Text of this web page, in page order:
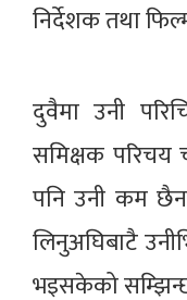
निर्देशक तथा
दुवैमा उनी
समिक्षक परिचय
पनि उनी कम
लिनुअघिबाटै
भइसकेको